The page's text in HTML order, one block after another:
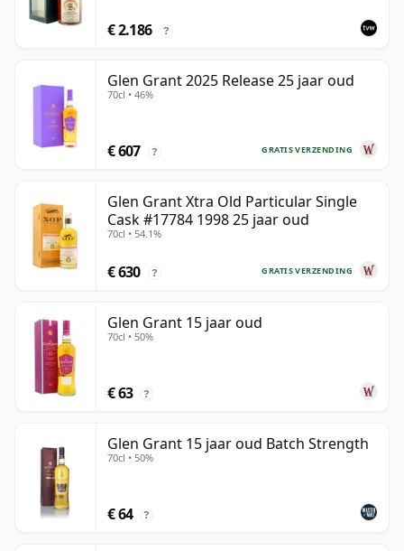
€ 2.186 ?
Glen Grant 2025 Release 25 jaar oud
70cl • 46%
GRATIS VERZENDING
€ 607 ?
Glen Grant Xtra Old Particular Single
Cask #17784 1998 25 jaar oud
70cl • 54.1%
GRATIS VERZENDING
€ 630 ?
Glen Grant 15 jaar oud
70cl • 50%
€ 63 ?
Glen Grant 15 jaar oud Batch Strength
70cl • 50%
€ 64 ?